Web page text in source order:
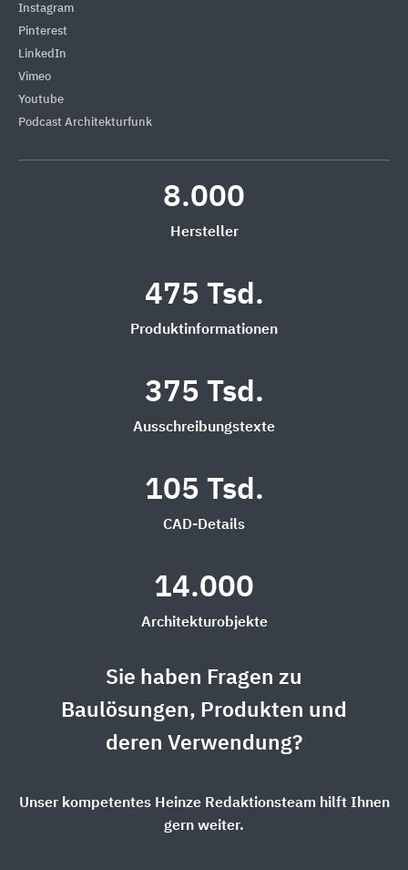
Instagram
Pinterest
LinkedIn
Vimeo
Youtube
Podcast Architekturfunk
8.000
Hersteller
475 Tsd.
Produktinformationen
375 Tsd.
Ausschreibungstexte
105 Tsd.
CAD-Details
14.000
Architekturobjekte
Sie haben Fragen zu
Baulösungen, Produkten und
deren Verwendung?
Unser kompetentes Heinze Redaktionsteam hilft Ihnen
gern weiter.